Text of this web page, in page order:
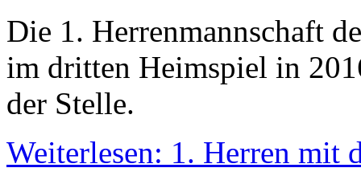
Die 1. Herrenmannschaft
im dritten Heimspiel in
der Stelle.
Weiterlesen: 1. Herren mit